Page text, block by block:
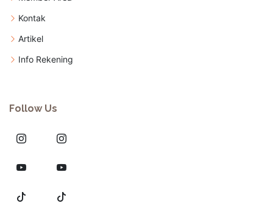
Kontak
Artikel
Info Rekening
Follow Us